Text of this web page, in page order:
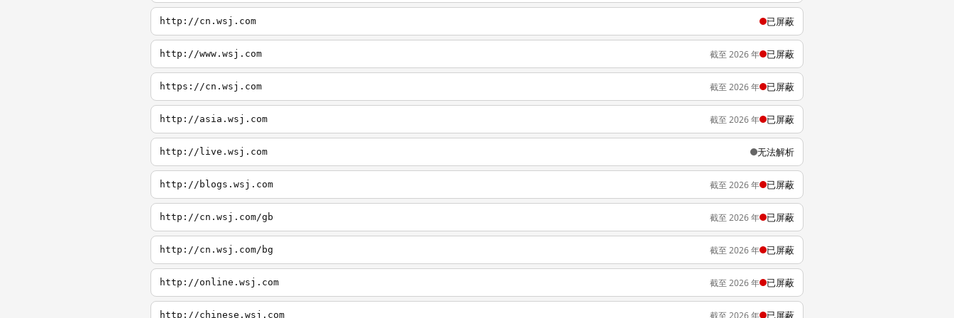
http://cn.wsj.com 已屏蔽
http://www.wsj.com 截至 2026 年 已屏蔽
https://cn.wsj.com 截至 2026 年 已屏蔽
http://asia.wsj.com 截至 2026 年 已屏蔽
http://live.wsj.com 无法解析
http://blogs.wsj.com 截至 2026 年 已屏蔽
http://cn.wsj.com/gb 截至 2026 年 已屏蔽
http://cn.wsj.com/bg 截至 2026 年 已屏蔽
http://online.wsj.com 截至 2026 年 已屏蔽
http://chinese.wsj.com 截至 2026 年 已屏蔽